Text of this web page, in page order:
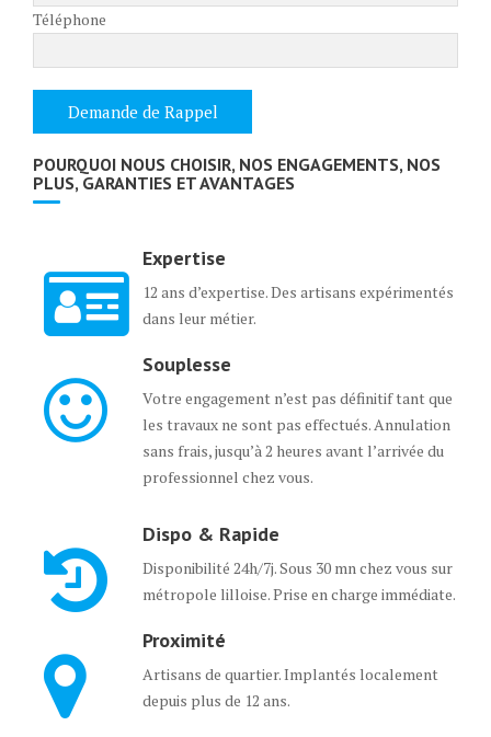
Téléphone
POURQUOI NOUS CHOISIR, NOS ENGAGEMENTS, NOS
PLUS, GARANTIES ET AVANTAGES
Expertise
12 ans d’expertise. Des artisans expérimentés
dans leur métier.
Souplesse
Votre engagement n’est pas définitif tant que
les travaux ne sont pas effectués. Annulation
sans frais, jusqu’à 2 heures avant l’arrivée du
professionnel chez vous.
Dispo & Rapide
Disponibilité 24h/7j. Sous 30 mn chez vous sur
métropole lilloise. Prise en charge immédiate.
Proximité
Artisans de quartier. Implantés localement
depuis plus de 12 ans.